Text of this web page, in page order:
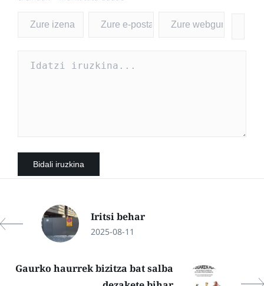
Iritsi behar
2025-08-11
Gaurko haurrek bizitza bat salba